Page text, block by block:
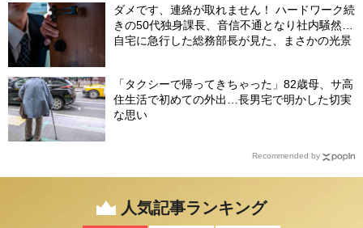
ダメです、連絡が取れません！ ハードワーク続
きの50代独身課長、音信不通となり社内騒然…
自宅に急行した総務部長が見た、まさかの光景
「タクシーで帰ってきちゃった」82歳母、サ高
住生活で初めての外出…長男宅で明かした切実
な思い
Recommended by
人気記事ランキング